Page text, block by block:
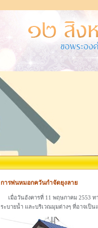
การพ่นหมอกควันกำจัดยุงลาย
เมื่อวันอังคารที่ 11 พฤษภาคม 2553 ท
ระบายน้ำ และบริเวณมุมต่างๆ ที่อาจเป็น